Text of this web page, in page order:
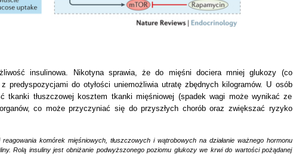
insulinowa. Nikotyna sprawia, że do mięśni dociera mniej glukozy (co
predyspozycjami do otyłości uniemożliwia utratę zbędnych kilogramów. U osób
tkanki tłuszczowej kosztem tkanki mięśniowej (spadek wagi może wynikać ze
co może przyczyniać się do przyszłych chorób oraz zwiększać ryzyko
komórek mięśniowych, tłuszczowych i wątrobowych na działanie ważnego hormonu
Rolą insuliny jest obniżanie podwyższonego poziomu glukozy we krwi do wartości pożądanej